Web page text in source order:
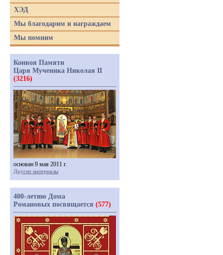
ХЭД
Мы благодарим и награждаем
Мы помним
Конвоя Памяти
Царя Мученика Николая II
(3216)
основан 9 мая 2011 г.
Другие материалы
400-летию Дома
Романовых посвящается (577)